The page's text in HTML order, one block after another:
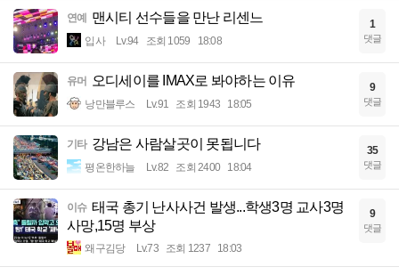
연예 맨시티 선수들을 만난 리센느
입사 Lv.94 조회 1059 18:08
1
댓글
유머 오디세이를 IMAX로 봐야하는 이유
낭만블루스 Lv.91 조회 1943 18:05
9
댓글
기타 강남은 사람살곳이 못됩니다
평온한하늘 Lv.82 조회 2400 18:04
35
댓글
이슈 태국 총기 난사사건 발생...학생3명 교사3명
사망,15명 부상
왜구김당 Lv.73 조회 1237 18:03
9
댓글